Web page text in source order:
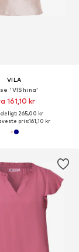
VILA
'VIShina'
161,10 kr
265,00 kr
pris:161,10 kr